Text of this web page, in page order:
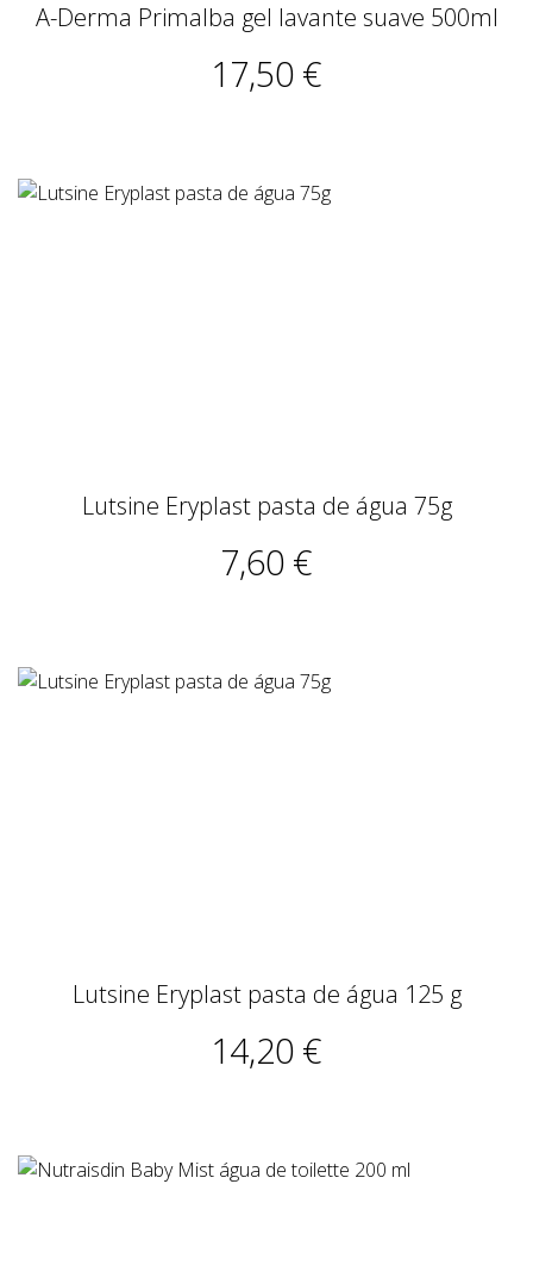
A-Derma Primalba gel lavante suave 500ml
17,50 €
Lutsine Eryplast pasta de água 75g
7,60 €
Lutsine Eryplast pasta de água 125 g
14,20 €